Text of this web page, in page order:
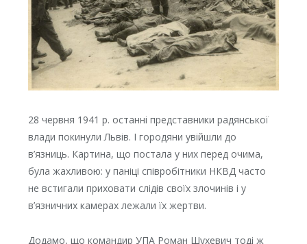
28 червня 1941 р. останні представники радянської
влади покинули Львів. І городяни увійшли до
в’язниць. Картина, що постала у них перед очима,
була жахливою: у паніці співробітники НКВД часто
не встигали приховати слідів своїх злочинів і у
в’язничних камерах лежали їх жертви.
Додамо, що командир УПА Роман Шухевич тоді ж